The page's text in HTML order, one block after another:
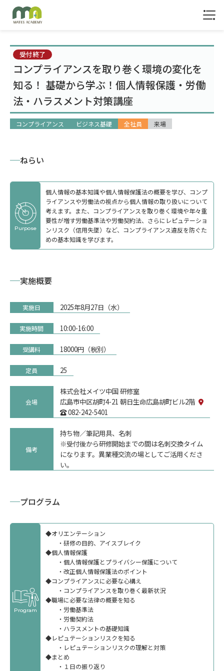
トップ
サービス
公開講座
受付終了
コンプライアンスを取り巻く環境の変化を
知る！ 基礎から学ぶ！個人情報保護・労働
法・ハラスメント対策講座
コンプライアンス ビジネス基礎 全社員 来場
ねらい
Purpose
個人情報の基本知識や個人情報保護法の概要を学び、コンプ
ライアンスや労働法の視点から個人情報の取り扱いについて
考えます。また、コンプライアンスを取り巻く環境や年々重
要性が増す労働基準法や労働契約法、さらにレピュテーショ
ンリスク（信用失墜）など、コンプライアンス違反を防ぐた
めの基本知識を学びます。
実施概要
実施日 2025年8月27日（水）
実施時間 10:00-16:00
受講料 18000円（税別）
定員 25
会場
株式会社メイツ中国 研修室
広島市中区胡町4-21 朝日生命広島胡町ビル2階
082-242-5401
備考
持ち物／筆記用具、名刺
※受付後から研修開始までの間は名刺交換タイム
になります。異業種交流の場としてご活用くださ
い。
プログラム
Program
◆オリエンテーション
・研修の目的、アイスブレイク
◆個人情報保護
・個人情報保護とプライバシー保護について
・改正個人情報保護法のポイント
◆コンプライアンスに必要な心構え
・コンプライアンスを取り巻く最新状況
◆職場に必要な法律の概要を知る
・労働基準法
・労働契約法
・ハラスメントの基礎知識
◆レピュテーションリスクを知る
・レピュテーションリスクの理解と対策
◆まとめ
・１日の振り返り